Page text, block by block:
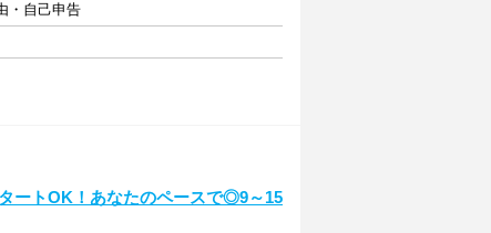
・自己申告
ートOK！あなたのペースで◎9～15